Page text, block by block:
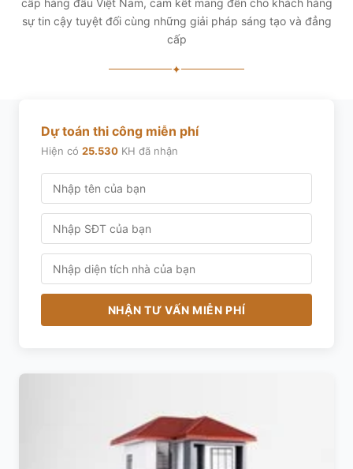
cấp hàng đầu Việt Nam, cam kết mang đến cho khách hàng
sự tin cậy tuyệt đối cùng những giải pháp sáng tạo và đẳng
cấp
✦
Dự toán thi công miễn phí
Hiện có 25.530 KH đã nhận
NHẬN TƯ VẤN MIỄN PHÍ